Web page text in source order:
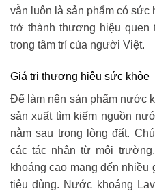
vẫn luôn là sản phẩm có sức
trở thành thương hiệu quen
trong tâm trí của người Việt.
Giá trị thương hiệu sức khỏe
Để làm nên sản phẩm nước
sản xuất tìm kiếm nguồn
nằm sau trong lòng đất.
các tác nhân từ môi
khoáng cao mang đến
tiêu dùng. Nước khoáng